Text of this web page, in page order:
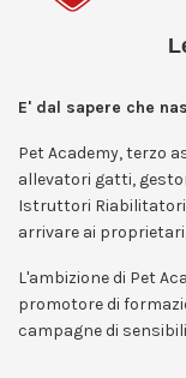
E' dal sapere che
Pet Academy, terzo
allevatori gatti,
Istruttori
arrivare ai proprietari.
L'ambizione di Pet
promotore di
campagne di